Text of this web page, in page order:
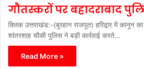
गौतस्करों पर बहादराबाद
क्लिक उत्तराखंड:-(बुरहान राजपूत) हरिद्वार में कानून
शांतरशाह चौकी पुलिस ने बड़ी कार्रवाई करते…
Read More »